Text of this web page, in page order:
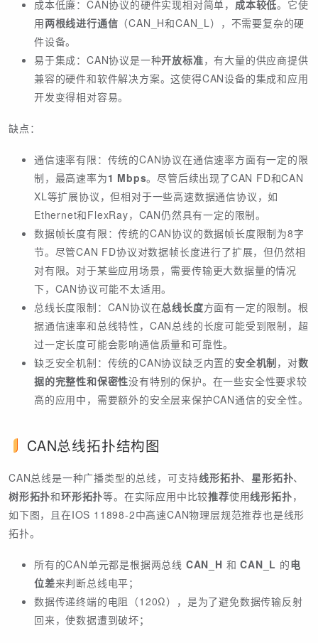
成本低廉：CAN协议的硬件实现相对简单， 成本较低。它使
用两根线进行通信 （CAN_H和CAN_L），不需要复杂的硬
件设备。
易于集成：CAN协议是一种开放标准，有大量的供应商提供
兼容的硬件和软件解决方案。这使得CAN设备的集成和应用
开发变得相对容易。
缺点：
通信速率有限：传统的CAN协议在通信速率方面有一定的限
制，最高速率为1 Mbps。尽管后续出现了CAN FD和CAN
XL等扩展协议，但相对于一些高速数据通信协议，如
Ethernet和FlexRay，CAN仍然具有一定的限制。
数据帧长度有限：传统的CAN协议的数据帧长度限制为8字
节。尽管CAN FD协议对数据帧长度进行了扩展，但仍然相
对有限。对于某些应用场景，需要传输更大数据量的情况
下，CAN协议可能不太适用。
总线长度限制：CAN协议在总线长度方面有一定的限制。根
据通信速率和总线特性，CAN总线的长度可能受到限制，超
过一定长度可能会影响通信质量和可靠性。
缺乏安全机制：传统的CAN协议缺乏内置的安全机制，对数
据的完整性和保密性没有特别的保护。在一些安全性要求较
高的应用中，需要额外的安全层来保护CAN通信的安全性。
CAN总线拓扑结构图
CAN总线是一种广播类型的总线，可支持线形拓扑、星形拓扑、
树形拓扑和环形拓扑等。在实际应用中比较推荐使用线形拓扑，
如下图，且在IOS 11898-2中高速CAN物理层规范推荐也是线形
拓扑。
所有的CAN单元都是根据两总线 CAN_H 和CAN_L 的电
位差来判断总线电平；
数据传递终端的电阻（120Ω），是为了避免数据传输反射
回来，使数据遭到破坏；